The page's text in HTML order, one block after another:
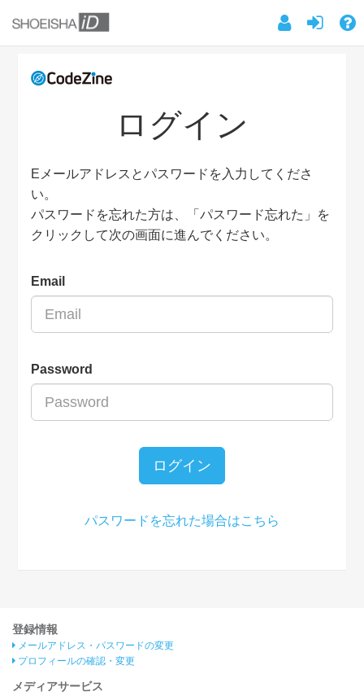
ログイン
Eメールアドレスとパスワードを入力してくださ
い。
パスワードを忘れた方は、「パスワード忘れた」を
クリックして次の画面に進んでください。
Email
Password
ログイン
パスワードを忘れた場合はこちら
登録情報
メールアドレス・パスワードの変更
プロフィールの確認・変更
メディアサービス